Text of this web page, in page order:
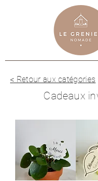
< Retour aux catégories
Cadeaux